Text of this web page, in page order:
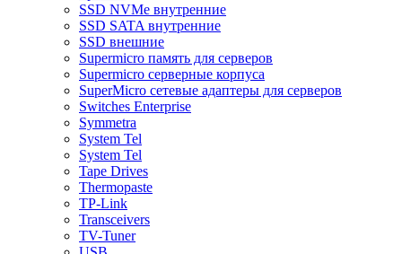
SSD NVMe внутренние
SSD SATA внутренние
SSD внешние
Supermicro память для серверов
Supermicro серверные корпуса
SuperMicro сетевые адаптеры для серверов
Switches Enterprise
Symmetra
System Tel
System Tel
Tape Drives
Thermopaste
TP-Link
Transceivers
TV-Tuner